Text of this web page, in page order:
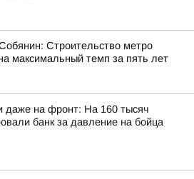
Строительство метро
максимальный темп за пять лет
даже на фронт: На 160 тысяч
банк за давление на бойца